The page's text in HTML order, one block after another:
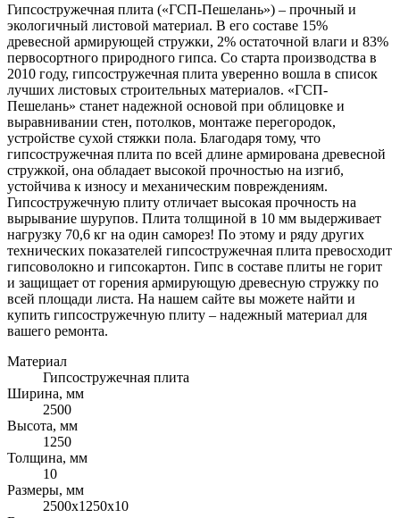
Гипсостружечная плита («ГСП-Пешелань») – прочный и
экологичный листовой материал. В его составе 15%
древесной армирующей стружки, 2% остаточной влаги и 83%
первосортного природного гипса. Со старта производства в
2010 году, гипсостружечная плита уверенно вошла в список
лучших листовых строительных материалов. «ГСП-
Пешелань» станет надежной основой при облицовке и
выравнивании стен, потолков, монтаже перегородок,
устройстве сухой стяжки пола. Благодаря тому, что
гипсостружечная плита по всей длине армирована древесной
стружкой, она обладает высокой прочностью на изгиб,
устойчива к износу и механическим повреждениям.
Гипсостружечную плиту отличает высокая прочность на
вырывание шурупов. Плита толщиной в 10 мм выдерживает
нагрузку 70,6 кг на один саморез! По этому и ряду других
технических показателей гипсостружечная плита превосходит
гипсоволокно и гипсокартон. Гипс в составе плиты не горит
и защищает от горения армирующую древесную стружку по
всей площади листа. На нашем сайте вы можете найти и
купить гипсостружечную плиту – надежный материал для
вашего ремонта.
Материал
Гипсостружечная плита
Ширина, мм
2500
Высота, мм
1250
Толщина, мм
10
Размеры, мм
2500х1250х10